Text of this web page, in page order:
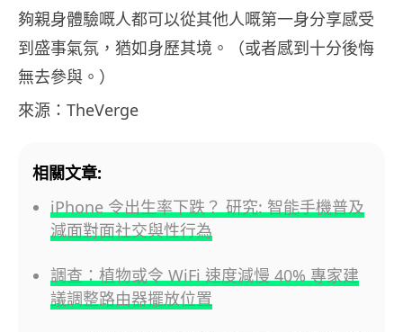
夠親身體驗嘅人都可以從其他人嘅第一身分享感受
到盛事氣氛，猶如身歷其境。（或者感到十分後悔
無去參與。）
來源：TheVerge
相關文章:
iPhone 令出生率下跌？ 研究: 智能手機普及
減面對面社交與性行為
調查：植物或令 WiFi 速度減慢 40% 專家建
議調整路由器擺放位置